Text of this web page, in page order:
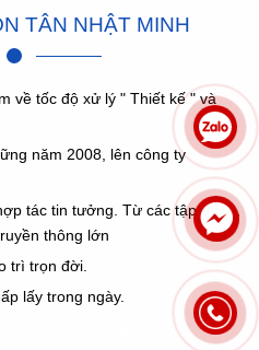
TÂN NHẬT MINH
về tốc độ xử lý " Thiết kế " và
năm 2008, lên công ty
tác tin tưởng. Từ các tập đoàn,
thông lớn
trì trọn đời.
lấy trong ngày.
Lê, Cúp Lưu Niệm - Giá Rẻ